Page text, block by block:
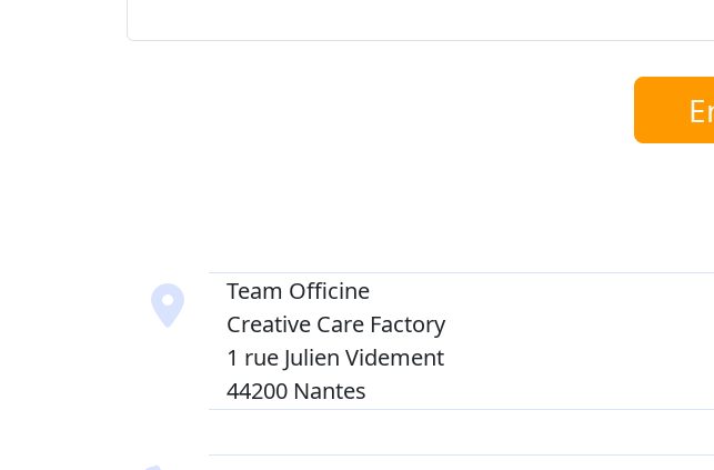
Team Officine
Creative Care Factory
1 rue Julien Videment
44200 Nantes